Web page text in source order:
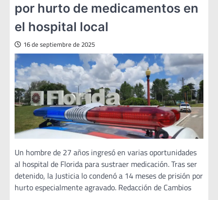
por hurto de medicamentos en
el hospital local
16 de septiembre de 2025
Un hombre de 27 años ingresó en varias oportunidades
al hospital de Florida para sustraer medicación. Tras ser
detenido, la Justicia lo condenó a 14 meses de prisión por
hurto especialmente agravado. Redacción de Cambios